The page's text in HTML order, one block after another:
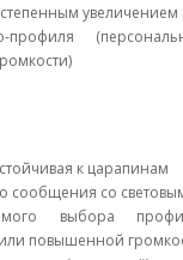
увеличением
к царапинам
сообщения со
выбора
повышенной